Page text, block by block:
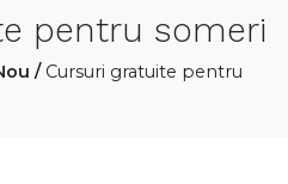
pentru someri
/ Cursuri gratuite pentru